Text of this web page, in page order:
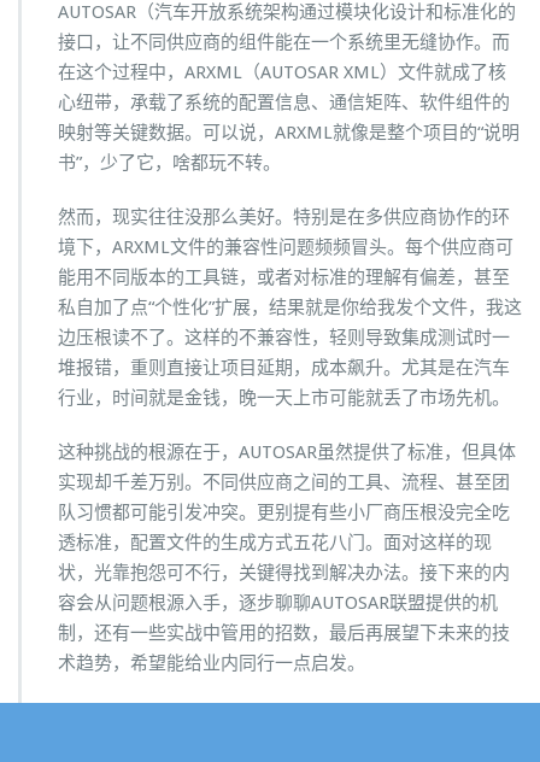
AUTOSAR（汽车开放系统架构通过模块化设计和标准化的
接口，让不同供应商的组件能在一个系统里无缝协作。而
在这个过程中，ARXML（AUTOSAR XML）文件就成了核
心纽带，承载了系统的配置信息、通信矩阵、软件组件的
映射等关键数据。可以说，ARXML就像是整个项目的“说明
书”，少了它，啥都玩不转。
然而，现实往往没那么美好。特别是在多供应商协作的环
境下，ARXML文件的兼容性问题频频冒头。每个供应商可
能用不同版本的工具链，或者对标准的理解有偏差，甚至
私自加了点“个性化”扩展，结果就是你给我发个文件，我这
边压根读不了。这样的不兼容性，轻则导致集成测试时一
堆报错，重则直接让项目延期，成本飙升。尤其是在汽车
行业，时间就是金钱，晚一天上市可能就丢了市场先机。
这种挑战的根源在于，AUTOSAR虽然提供了标准，但具体
实现却千差万别。不同供应商之间的工具、流程、甚至团
队习惯都可能引发冲突。更别提有些小厂商压根没完全吃
透标准，配置文件的生成方式五花八门。面对这样的现
状，光靠抱怨可不行，关键得找到解决办法。接下来的内
容会从问题根源入手，逐步聊聊AUTOSAR联盟提供的机
制，还有一些实战中管用的招数，最后再展望下未来的技
术趋势，希望能给业内同行一点启发。